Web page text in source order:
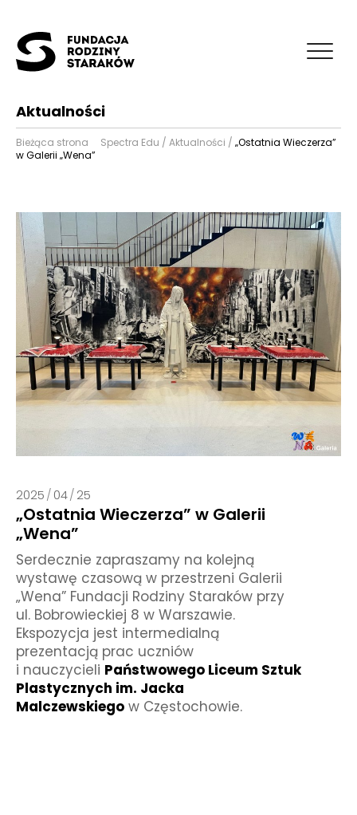
Aktualności
Bieżąca strona Spectra Edu / Aktualności / „Ostatnia Wieczerza”
w Galerii „Wena”
2025/04/25
„Ostatnia Wieczerza” w Galerii
„Wena”
Serdecznie zapraszamy na kolejną
wystawę czasową w przestrzeni Galerii
„Wena” Fundacji Rodziny Staraków przy
ul. Bobrowieckiej 8 w Warszawie.
Ekspozycja jest intermedialną
prezentacją prac uczniów
i nauczycieli Państwowego Liceum Sztuk
Plastycznych im. Jacka
Malczewskiego w Częstochowie.